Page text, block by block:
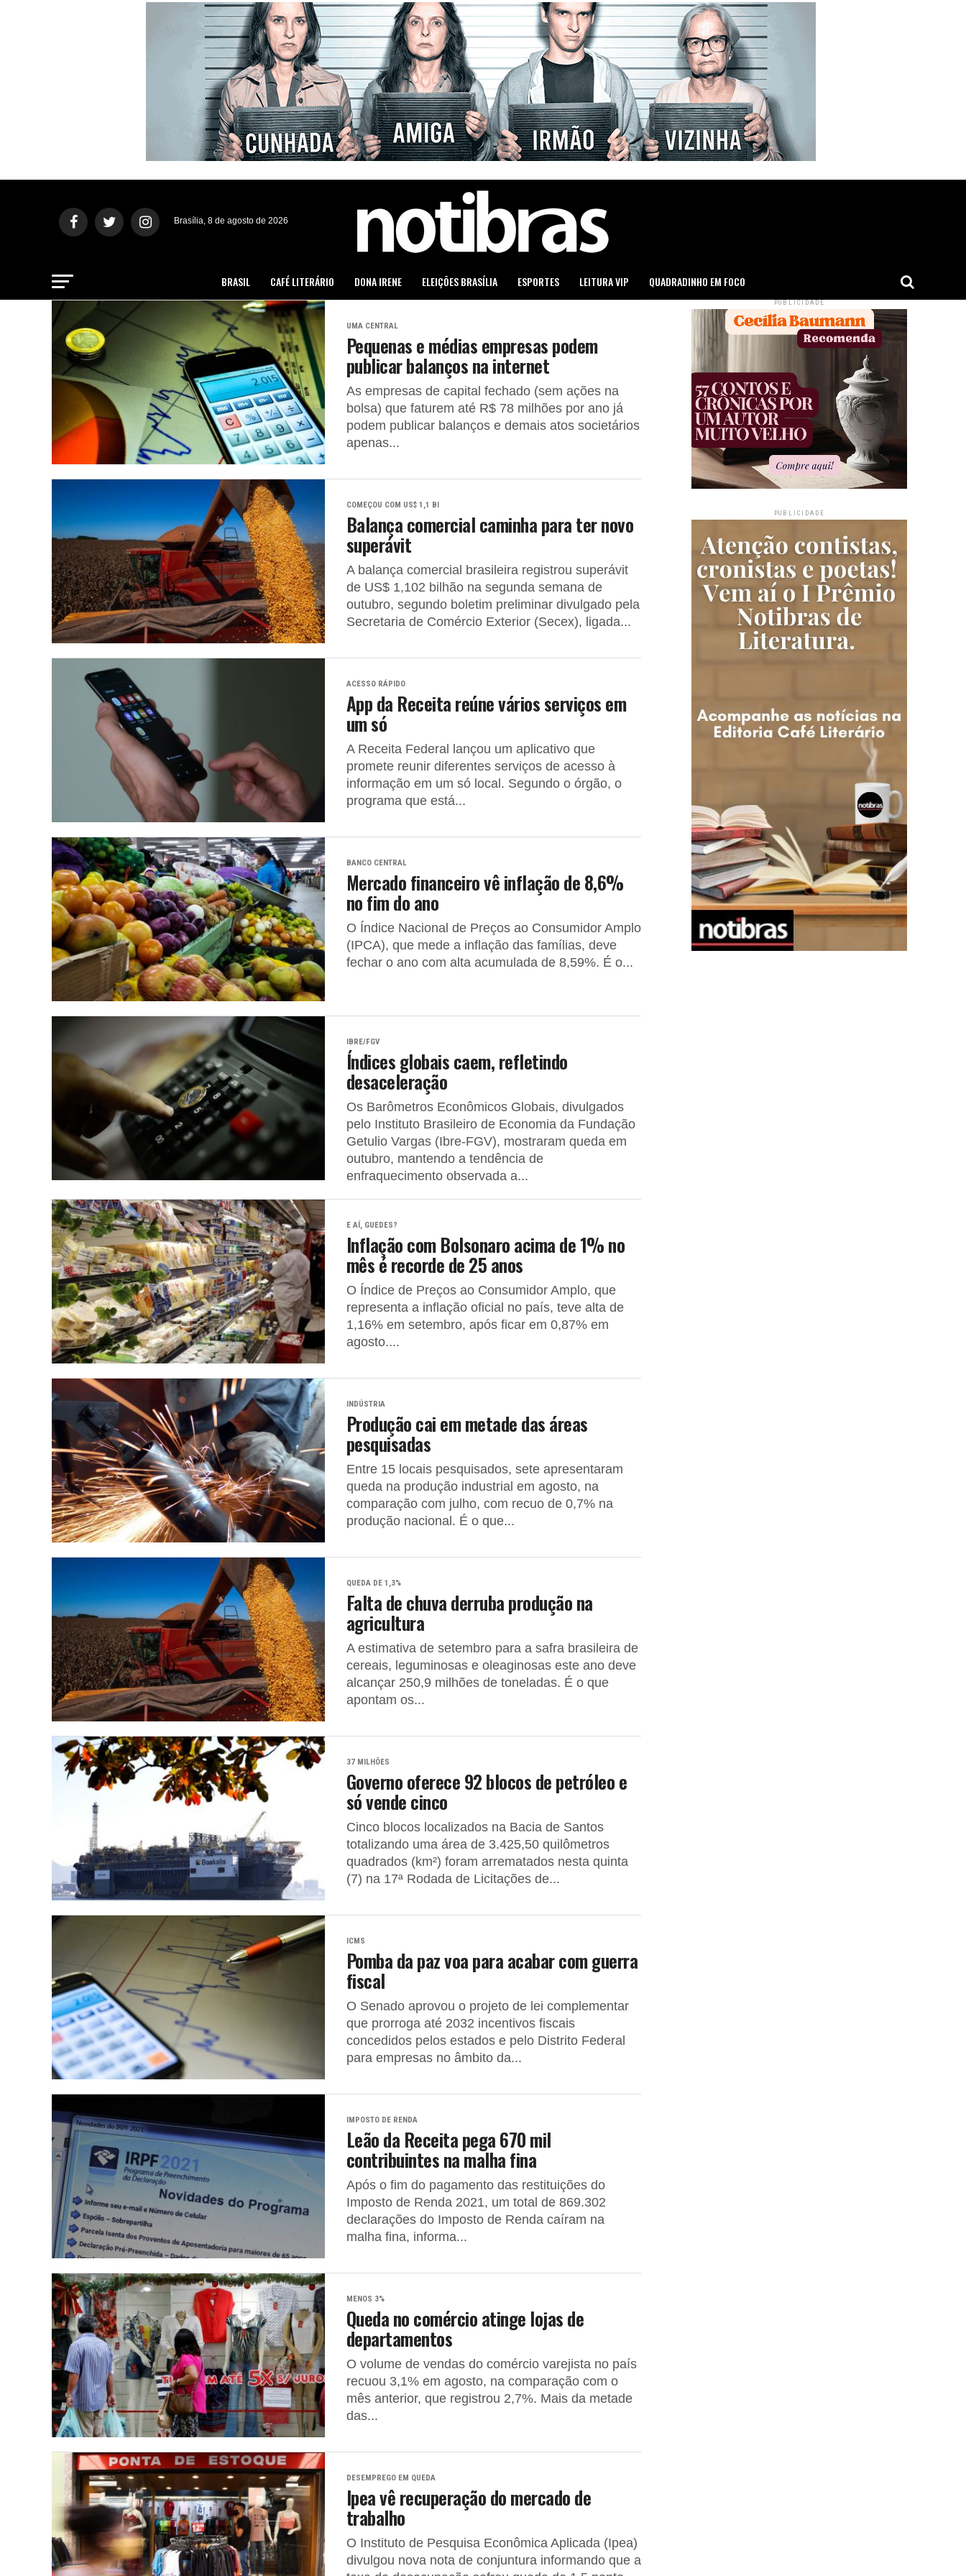
Brasília, 8 de agosto de 2026
BRASIL CAFÉ LITERÁRIO DONA IRENE ELEIÇÕES BRASÍLIA ESPORTES LEITURA VIP QUADRADINHO EM FOCO
UMA CENTRAL
Pequenas e médias empresas podem
publicar balanços na internet
As empresas de capital fechado (sem ações na
bolsa) que faturem até R$ 78 milhões por ano já
podem publicar balanços e demais atos societários
apenas...
COMEÇOU COM US$ 1,1 BI
Balança comercial caminha para ter novo
superávit
A balança comercial brasileira registrou superávit
de US$ 1,102 bilhão na segunda semana de
outubro, segundo boletim preliminar divulgado pela
Secretaria de Comércio Exterior (Secex), ligada...
ACESSO RÁPIDO
App da Receita reúne vários serviços em
um só
A Receita Federal lançou um aplicativo que
promete reunir diferentes serviços de acesso à
informação em um só local. Segundo o órgão, o
programa que está...
BANCO CENTRAL
Mercado financeiro vê inflação de 8,6%
no fim do ano
O Índice Nacional de Preços ao Consumidor Amplo
(IPCA), que mede a inflação das famílias, deve
fechar o ano com alta acumulada de 8,59%. É o...
IBRE/FGV
Índices globais caem, refletindo
desaceleração
Os Barômetros Econômicos Globais, divulgados
pelo Instituto Brasileiro de Economia da Fundação
Getulio Vargas (Ibre-FGV), mostraram queda em
outubro, mantendo a tendência de
enfraquecimento observada a...
E AÍ, GUEDES?
Inflação com Bolsonaro acima de 1% no
mês é recorde de 25 anos
O Índice de Preços ao Consumidor Amplo, que
representa a inflação oficial no país, teve alta de
1,16% em setembro, após ficar em 0,87% em
agosto....
INDÚSTRIA
Produção cai em metade das áreas
pesquisadas
Entre 15 locais pesquisados, sete apresentaram
queda na produção industrial em agosto, na
comparação com julho, com recuo de 0,7% na
produção nacional. É o que...
QUEDA DE 1,3%
Falta de chuva derruba produção na
agricultura
A estimativa de setembro para a safra brasileira de
cereais, leguminosas e oleaginosas este ano deve
alcançar 250,9 milhões de toneladas. É o que
apontam os...
37 MILHÕES
Governo oferece 92 blocos de petróleo e
só vende cinco
Cinco blocos localizados na Bacia de Santos
totalizando uma área de 3.425,50 quilômetros
quadrados (km²) foram arrematados nesta quinta
(7) na 17ª Rodada de Licitações de...
ICMS
Pomba da paz voa para acabar com guerra
fiscal
O Senado aprovou o projeto de lei complementar
que prorroga até 2032 incentivos fiscais
concedidos pelos estados e pelo Distrito Federal
para empresas no âmbito da...
IMPOSTO DE RENDA
Leão da Receita pega 670 mil
contribuintes na malha fina
Após o fim do pagamento das restituições do
Imposto de Renda 2021, um total de 869.302
declarações do Imposto de Renda caíram na
malha fina, informa...
MENOS 3%
Queda no comércio atinge lojas de
departamentos
O volume de vendas do comércio varejista no país
recuou 3,1% em agosto, na comparação com o
mês anterior, que registrou 2,7%. Mais da metade
das...
DESEMPREGO EM QUEDA
Ipea vê recuperação do mercado de
trabalho
O Instituto de Pesquisa Econômica Aplicada (Ipea)
divulgou nova nota de conjuntura informando que a
PUBLICIDADE
PUBLICIDADE